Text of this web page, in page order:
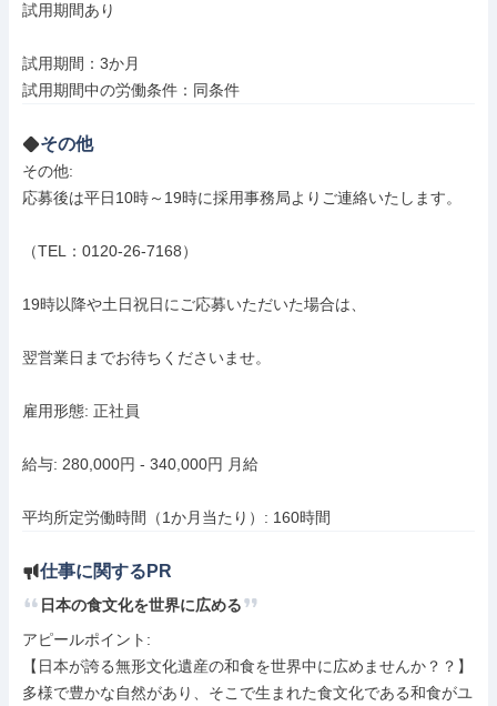
試用期間あり
試用期間：3か月
試用期間中の労働条件：同条件
その他
その他:
応募後は平日10時～19時に採用事務局よりご連絡いたします。
（TEL：0120-26-7168）
19時以降や土日祝日にご応募いただいた場合は、
翌営業日までお待ちくださいませ。
雇用形態: 正社員
給与: 280,000円 - 340,000円 月給
平均所定労働時間（1か月当たり）: 160時間
仕事に関するPR
日本の食文化を世界に広める
アピールポイント:
【日本が誇る無形文化遺産の和食を世界中に広めませんか？？】
多様で豊かな自然があり、そこで生まれた食文化である和食がユ